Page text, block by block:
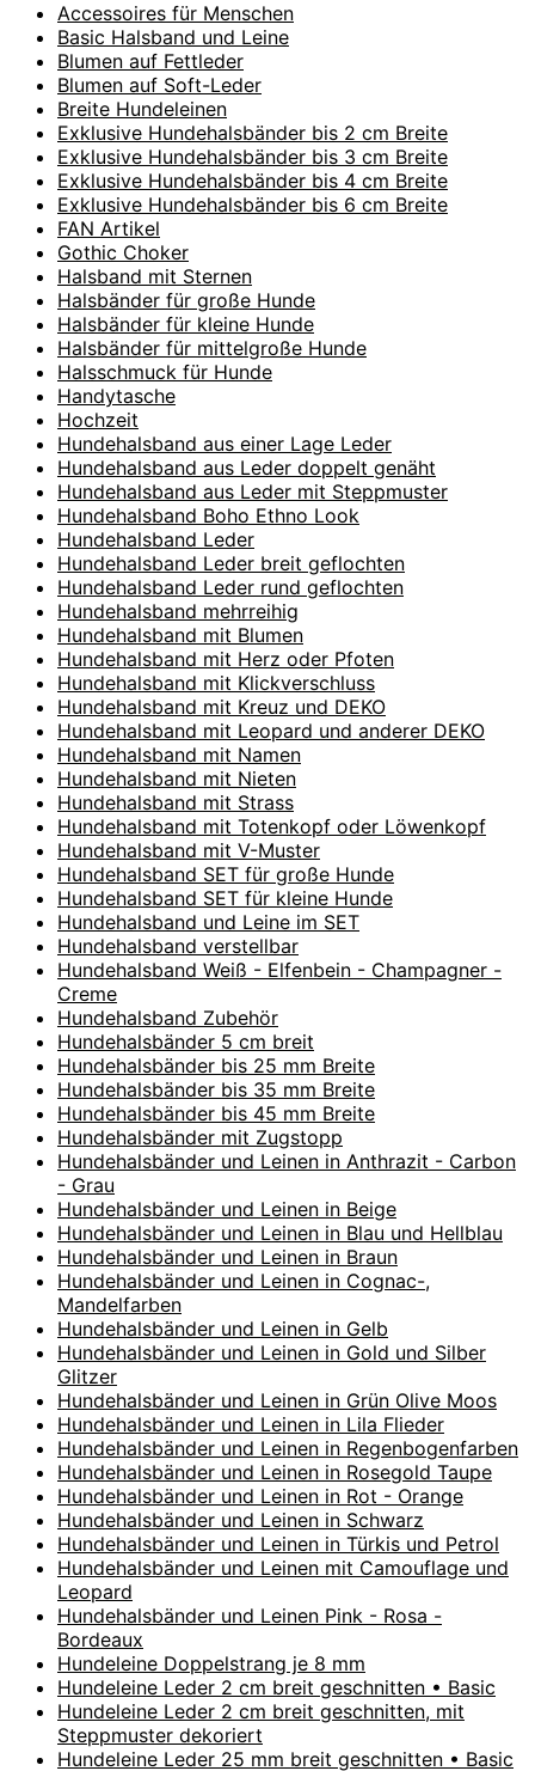
Accessoires für Menschen
Basic Halsband und Leine
Blumen auf Fettleder
Blumen auf Soft-Leder
Breite Hundeleinen
Exklusive Hundehalsbänder bis 2 cm Breite
Exklusive Hundehalsbänder bis 3 cm Breite
Exklusive Hundehalsbänder bis 4 cm Breite
Exklusive Hundehalsbänder bis 6 cm Breite
FAN Artikel
Gothic Choker
Halsband mit Sternen
Halsbänder für große Hunde
Halsbänder für kleine Hunde
Halsbänder für mittelgroße Hunde
Halsschmuck für Hunde
Handytasche
Hochzeit
Hundehalsband aus einer Lage Leder
Hundehalsband aus Leder doppelt genäht
Hundehalsband aus Leder mit Steppmuster
Hundehalsband Boho Ethno Look
Hundehalsband Leder
Hundehalsband Leder breit geflochten
Hundehalsband Leder rund geflochten
Hundehalsband mehrreihig
Hundehalsband mit Blumen
Hundehalsband mit Herz oder Pfoten
Hundehalsband mit Klickverschluss
Hundehalsband mit Kreuz und DEKO
Hundehalsband mit Leopard und anderer DEKO
Hundehalsband mit Namen
Hundehalsband mit Nieten
Hundehalsband mit Strass
Hundehalsband mit Totenkopf oder Löwenkopf
Hundehalsband mit V-Muster
Hundehalsband SET für große Hunde
Hundehalsband SET für kleine Hunde
Hundehalsband und Leine im SET
Hundehalsband verstellbar
Hundehalsband Weiß - Elfenbein - Champagner -
Creme
Hundehalsband Zubehör
Hundehalsbänder 5 cm breit
Hundehalsbänder bis 25 mm Breite
Hundehalsbänder bis 35 mm Breite
Hundehalsbänder bis 45 mm Breite
Hundehalsbänder mit Zugstopp
Hundehalsbänder und Leinen in Anthrazit - Carbon
- Grau
Hundehalsbänder und Leinen in Beige
Hundehalsbänder und Leinen in Blau und Hellblau
Hundehalsbänder und Leinen in Braun
Hundehalsbänder und Leinen in Cognac-,
Mandelfarben
Hundehalsbänder und Leinen in Gelb
Hundehalsbänder und Leinen in Gold und Silber
Glitzer
Hundehalsbänder und Leinen in Grün Olive Moos
Hundehalsbänder und Leinen in Lila Flieder
Hundehalsbänder und Leinen in Regenbogenfarben
Hundehalsbänder und Leinen in Rosegold Taupe
Hundehalsbänder und Leinen in Rot - Orange
Hundehalsbänder und Leinen in Schwarz
Hundehalsbänder und Leinen in Türkis und Petrol
Hundehalsbänder und Leinen mit Camouflage und
Leopard
Hundehalsbänder und Leinen Pink - Rosa -
Bordeaux
Hundeleine Doppelstrang je 8 mm
Hundeleine Leder 2 cm breit geschnitten • Basic
Hundeleine Leder 2 cm breit geschnitten, mit
Steppmuster dekoriert
Hundeleine Leder 25 mm breit geschnitten • Basic